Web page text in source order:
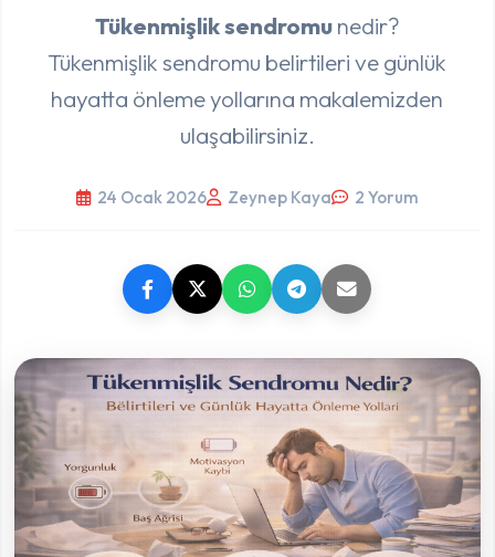
Tükenmişlik sendromunedir?
Tükenmişlik sendromu belirtileri ve günlük
hayatta önleme yollarına makalemizden
ulaşabilirsiniz.
24 Ocak 2026 Zeynep Kaya 2 Yorum